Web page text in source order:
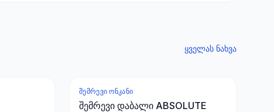
ყველას ნახვა
ᲨᲔᲛᲠᲔᲕᲘ ᲝᲜᲙᲐᲜᲘ
შემრევი დაბალი ABSOLUTE